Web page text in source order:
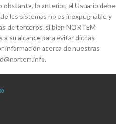
obstante, lo anterior, el Usuario debe
los sistemas no es inexpugnable y
de terceros, si bien NORTEM
a su alcance para evitar dichas
información acerca de nuestras